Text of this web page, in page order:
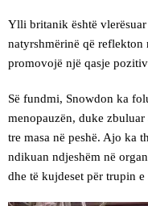
Ylli britanik është
natyrshmërinë që reflekton
promovojë një qasje
Së fundmi, Snowdon ka
menopauzën, duke
tre masa në peshë. Ajo ka
ndikuan ndjeshëm në
dhe të kujdeset për trupin e